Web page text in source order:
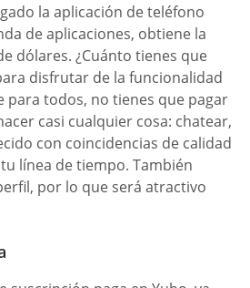
la aplicación de teléfono
de aplicaciones, obtiene la
dólares. ¿Cuánto tienes que
disfrutar de la funcionalidad
para todos, no tienes que pagar
casi cualquier cosa: chatear,
con coincidencias de calidad
línea de tiempo. También
por lo que será atractivo